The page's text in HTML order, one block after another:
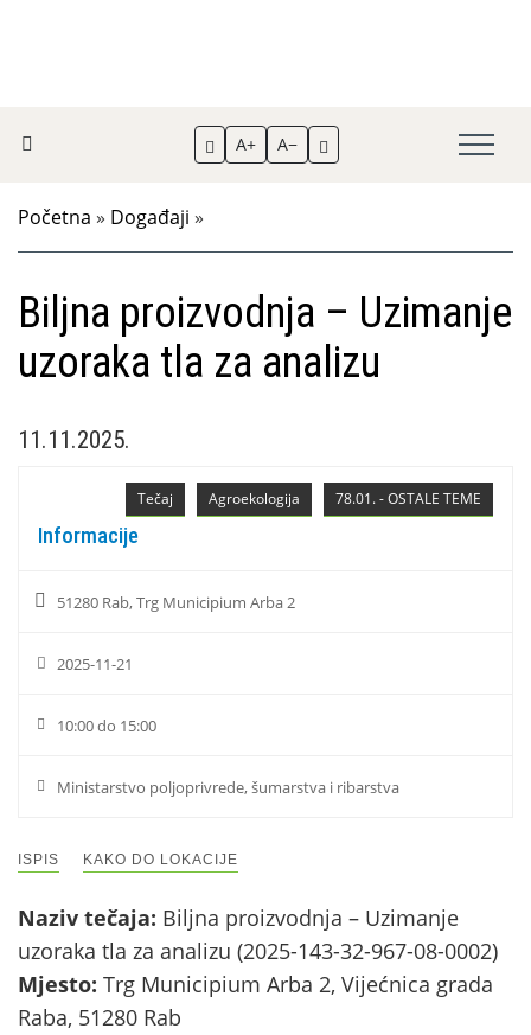
A+ A−
Početna » Događaji »
Biljna proizvodnja – Uzimanje
uzoraka tla za analizu
11.11.2025.
78.01. - OSTALE TEME
Agroekologija
Tečaj
Informacije
51280 Rab, Trg Municipium Arba 2
2025-11-21
10:00 do 15:00
Ministarstvo poljoprivrede, šumarstva i ribarstva
ISPIS KAKO DO LOKACIJE
Naziv tečaja: Biljna proizvodnja – Uzimanje
uzoraka tla za analizu (2025-143-32-967-08-0002)
Mjesto: Trg Municipium Arba 2, Vijećnica grada
Raba, 51280 Rab